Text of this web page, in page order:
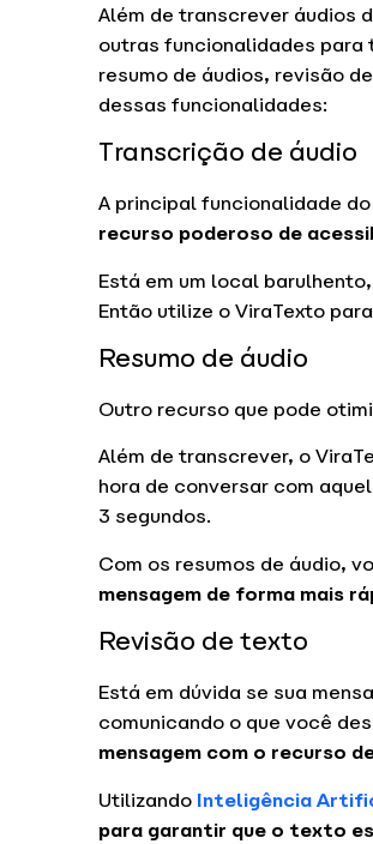
Além de transcrever áudios
outras funcionalidades para
resumo de áudios, revisão
dessas funcionalidades:
Transcrição de áudio
A principal funcionalidade
recurso poderoso de
Está em um local
Então utilize o ViraTexto
Resumo de áudio
Outro recurso que pode
Além de transcrever, o
hora de conversar com
3 segundos.
Com os resumos de áudio,
mensagem de forma mais
Revisão de texto
Está em dúvida se sua
comunicando o que você
mensagem com o recurso
Utilizando Inteligência
para garantir que o texto